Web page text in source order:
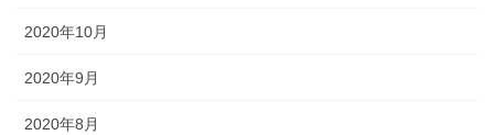
2020年10月
2020年9月
2020年8月